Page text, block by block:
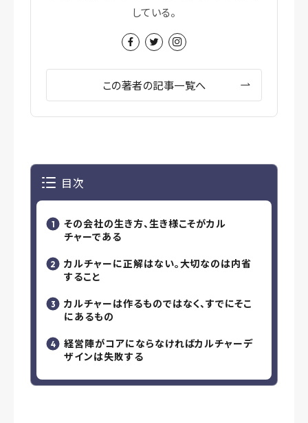
している。
この著者の記事一覧へ
目次
その会社の生き方、生き様こそがカル
チャーである
カルチャーに正解はない。大切なのは内省
すること
カルチャーは作るものではなく、すでにそこ
にあるもの
経営陣がコアにならなければカルチャーデ
ザインは失敗する